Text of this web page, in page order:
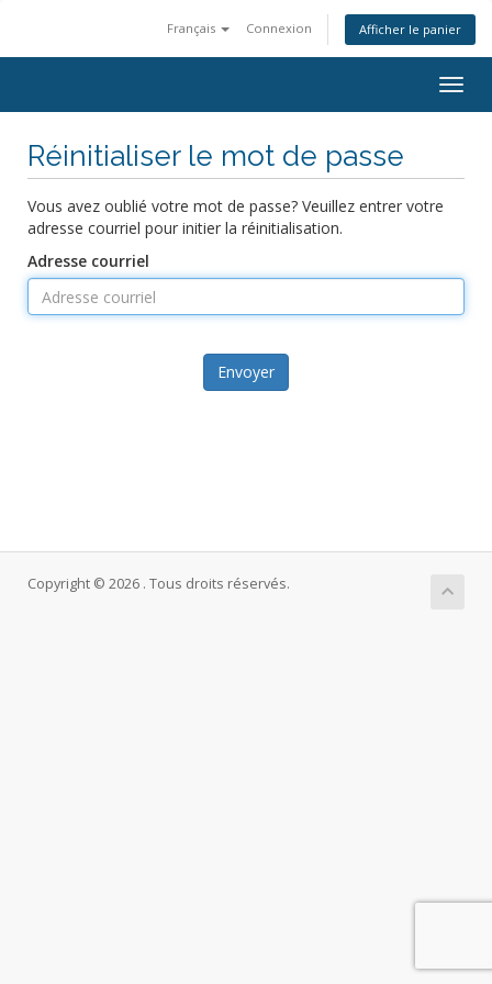
Français Connexion Afficher le panier
Réinitialiser le mot de passe
Vous avez oublié votre mot de passe? Veuillez entrer votre
adresse courriel pour initier la réinitialisation.
Adresse courriel
Envoyer
Copyright © 2026 . Tous droits réservés.